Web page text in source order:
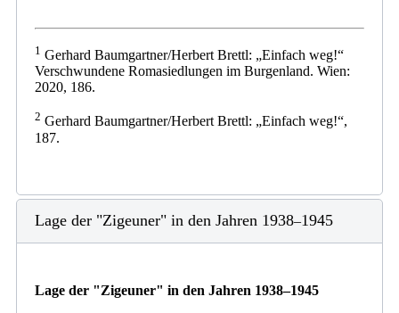
1 Gerhard Baumgartner/Herbert Brettl: „Einfach weg!“
Verschwundene Romasiedlungen im Burgenland. Wien:
2020, 186.
2 Gerhard Baumgartner/Herbert Brettl: „Einfach weg!“,
187.
Lage der "Zigeuner" in den Jahren 1938–1945
Lage der "Zigeuner" in den Jahren 1938–1945